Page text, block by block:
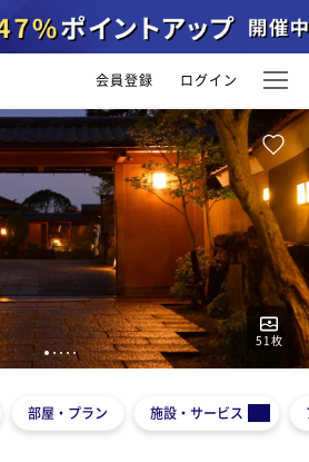
会員登録 ログイン
51 枚
1 2345
部屋・プラン 施設・サービス